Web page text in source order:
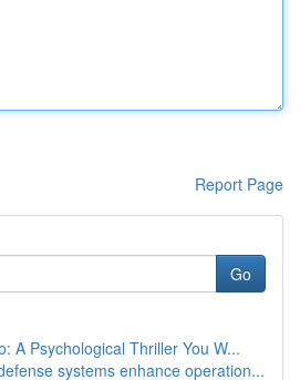
Report Page
Go
A Psychological Thriller You W...
systems enhance operation...